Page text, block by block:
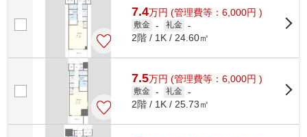
7.4万円 (管理費等：6,000円 )
敷金 - 礼金 -
2階 / 1K / 24.60㎡
7.5万円 (管理費等：6,000円 )
敷金 - 礼金 -
2階 / 1K / 25.73㎡